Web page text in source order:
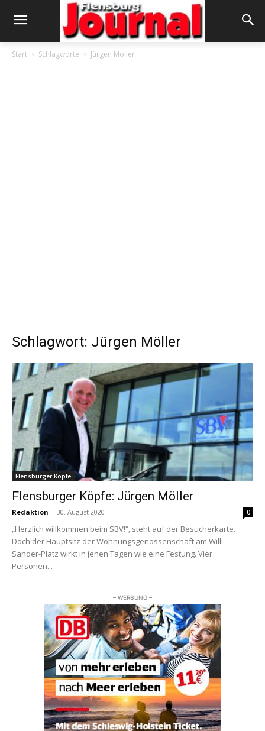
Start Schlagworte Jürgen Möller
Schlagwort: Jürgen Möller
Flensburger Köpfe
Flensburger Köpfe: Jürgen Möller
Redaktion - 30. August 2020 0
„Herzlich willkommen beim SBV!“, steht auf der Besucherkarte.
Doch der Hauptsitz der Wohnungsgenossenschaft am Willi-
Sander-Platz wirkt in jenen Tagen wie eine Festung. Vier
Personen...
– WERBUNG –